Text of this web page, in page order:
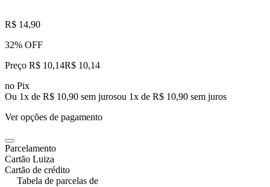
R$ 14,90
32% OFF
Preço R$ 10,14R$ 10,14
no Pix
Ou 1x de R$ 10,90 sem jurosou 1x de R$ 10,90 sem juros
Ver opções de pagamento
Parcelamento
Cartão Luiza
Cartão de crédito
Tabela de parcelas de